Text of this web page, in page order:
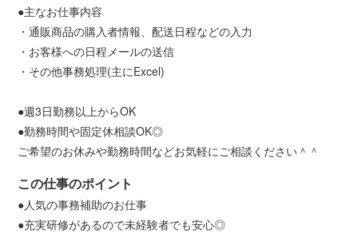
●主なお仕事内容
・通販商品の購入者情報、配送日程などの入力
・お客様への日程メールの送信
・その他事務処理(主にExcel)
●週3日勤務以上からOK
●勤務時間や固定休相談OK◎
ご希望のお休みや勤務時間などお気軽にご相談ください＾＾
この仕事のポイント
●人気の事務補助のお仕事
●充実研修があるので未経験者でも安心◎